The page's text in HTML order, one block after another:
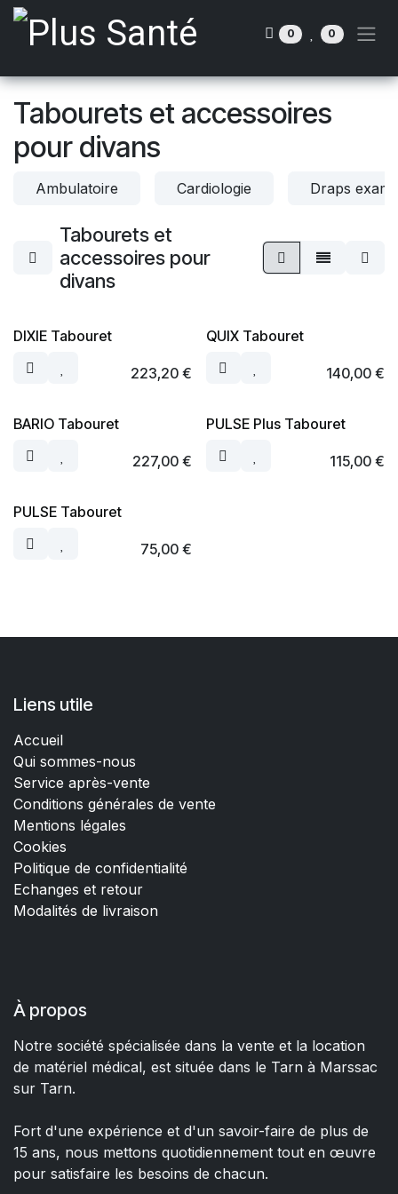
Se rendre au contenu
0 0
Tabourets et accessoires
pour divans
Ambulatoire Cardiologie Draps
Tabourets et
accessoires pour
divans
DIXIE Tabouret
223,20€
QUIX Tabouret
140,00€
BARIO Tabouret
227,00€
PULSE Plus Tabouret
115,00€
PULSE Tabouret
75,00€
Liens utile
Accueil
Qui sommes-nous
Service après-vente
Conditions générales de vente
Mentions légales
Cookies
Politique de confidentialité
Echanges et retour
Modalités de livraison
À propos
Notre société spécialisée dans la vente et la location
de matériel médical, est située dans le Tarn à Marssac
sur Tarn.
Fort d'une expérience et d'un savoir-faire de plus de
15 ans, nous mettons quotidiennement tout en œuvre
pour satisfaire les besoins de chacun.